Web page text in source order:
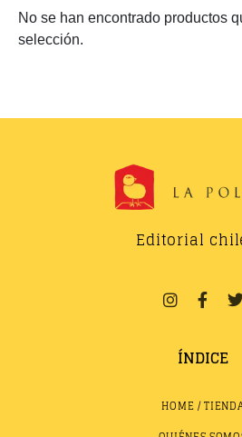
No se han encontrado productos
selección.
Editorial
ÍNDICE
HOME /